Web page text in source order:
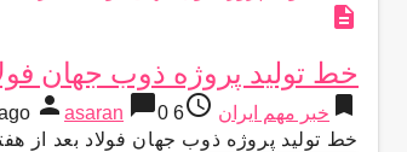
description
خط تولید پروژه ذوب جهان
bookmark خبر مهم ایران access_time
6 years ago
person asaran chat_bubble0
خط تولید پروژه ذوب جهان فولاد بعد از هفته